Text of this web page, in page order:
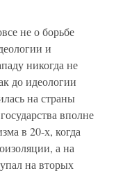
не о борьбе
и
никогда не
до идеологии
на страны
вполне
в 20-х, когда
а на
на вторых